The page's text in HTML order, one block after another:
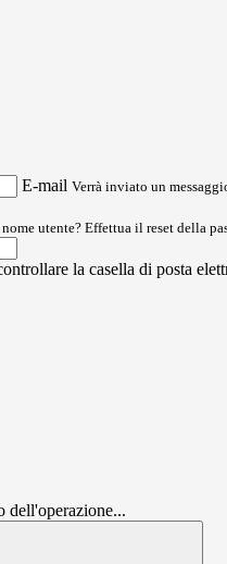
E-mail Verrà inviato un
utente? Effettua il reset della
la casella di posta
dell'operazione...